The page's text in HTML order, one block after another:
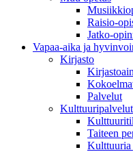
Raisio-
Jatko-
Vapaa-aika ja
Kirjasto
Palvelut
Kulttuuripalvelut
Taiteen
Kulttuuria